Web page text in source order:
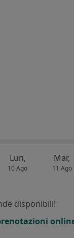
Lun,
10 Ago
Mar,
11 Ago
disponibili!